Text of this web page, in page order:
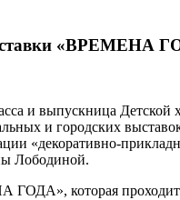
«ВРЕМЕНА
выпускница Детской
и городских
«декоративно-
Лободиной.
которая